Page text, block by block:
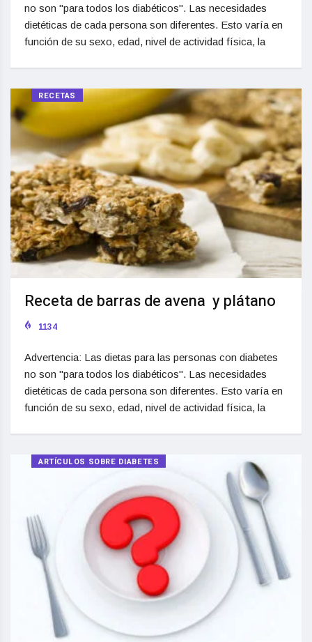
no son "para todos los diabéticos". Las necesidades
dietéticas de cada persona son diferentes. Esto varía en
función de su sexo, edad, nivel de actividad física, la
RECETAS
Receta de barras de avena y plátano
1134
Advertencia: Las dietas para las personas con diabetes
no son "para todos los diabéticos". Las necesidades
dietéticas de cada persona son diferentes. Esto varía en
función de su sexo, edad, nivel de actividad física, la
ARTÍCULOS SOBRE DIABETES